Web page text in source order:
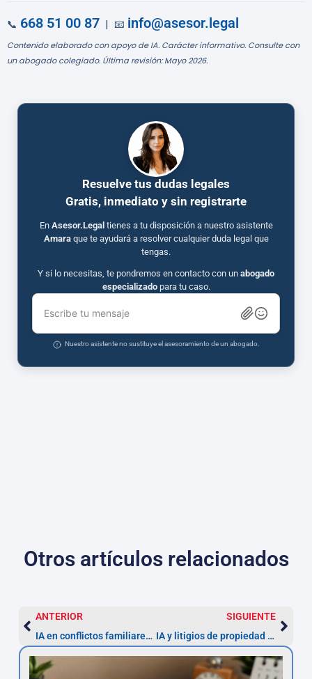
📞 668 51 00 87 | 📧 info@asesor.legal
Contenido elaborado con apoyo de IA. Carácter informativo. Consulte con
un abogado colegiado. Última revisión: Mayo 2026.
Resuelve tus dudas legales
Gratis, inmediato y sin registrarte
En Asesor.Legal tienes a tu disposición a nuestro asistente
Amaraque te ayudará a resolver cualquier duda legal que
tengas.
Y si lo necesitas, te pondremos en contacto con un abogado
especializadopara tu caso.
Escribe tu mensaje
Nuestro asistente no sustituye el asesoramiento de un abogado.
Otros artículos relacionados
ANTERIOR
IA en conflictos familiares — Guía práctica 2026
SIGUIENTE
IA y litigios de propiedad intelectual — Guía 2026